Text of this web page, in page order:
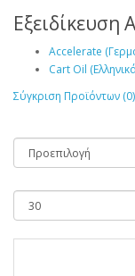
Εξειδίκευση
Accelerate
Cart Oil
Σύγκριση Προϊόντων (0)